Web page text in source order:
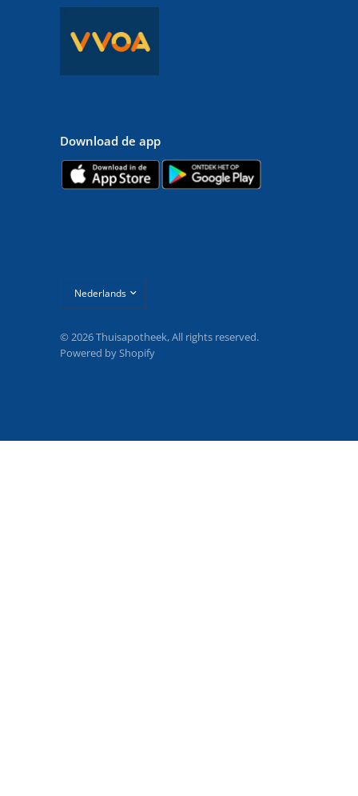
Download de app
bijwerken
© 2026 Thuisapotheek, All rights reserved.
Powered by Shopify